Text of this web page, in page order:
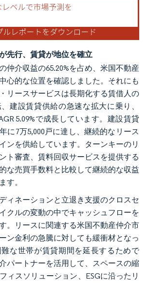
先行、賃貸が地位を確立
仲介収益の65.20%を占め、米国不動産
心的な位置を確認しました。それにも
リースサービスは長期化する賃借人の
建設賃貸供給の急速な拡大に乗り、
5.09%で成長しています。建設賃貸
に7万5,000戸に達し、継続的なリース
ンを供給しています。ターンキーのリ
ト審査、賃料回収サービスを提供する
な売買手数料と比較して継続的な収益
す。
ィネーションと立退き支援のクロスセ
クルの変動の中でキャッシュフローを
。リースに関連する米国不動産仲介市
ン金利の急騰に対しても緩衝材となっ
な世帯が賃貸期間を延長するためで
パートナーを活用して、スペースの縮
ィスソリューション、ESGに沿ったリ